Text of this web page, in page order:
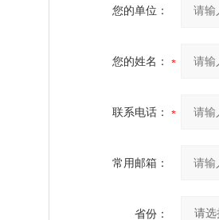
您的单位：
您的姓名：
联系电话：
常用邮箱：
省份：